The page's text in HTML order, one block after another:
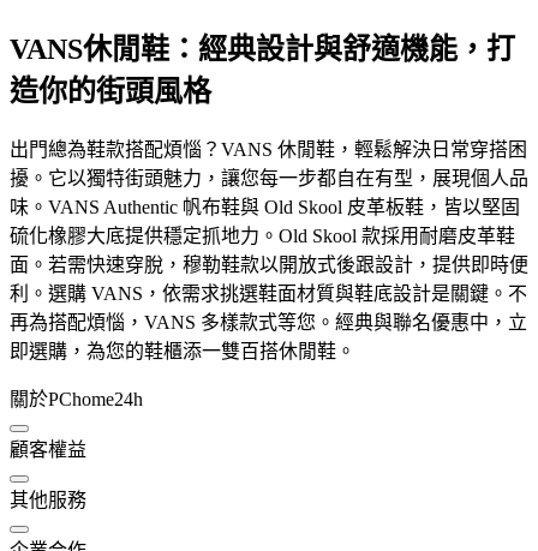
VANS休閒鞋：經典設計與舒適機能，打
造你的街頭風格
出門總為鞋款搭配煩惱？VANS 休閒鞋，輕鬆解決日常穿搭困
擾。它以獨特街頭魅力，讓您每一步都自在有型，展現個人品
味。VANS Authentic 帆布鞋與 Old Skool 皮革板鞋，皆以堅固
硫化橡膠大底提供穩定抓地力。Old Skool 款採用耐磨皮革鞋
面。若需快速穿脫，穆勒鞋款以開放式後跟設計，提供即時便
利。選購 VANS，依需求挑選鞋面材質與鞋底設計是關鍵。不
再為搭配煩惱，VANS 多樣款式等您。經典與聯名優惠中，立
即選購，為您的鞋櫃添一雙百搭休閒鞋。
關於PChome24h
顧客權益
其他服務